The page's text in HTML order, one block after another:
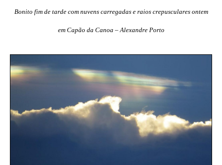
Bonito fim de tarde com nuvens carregadas e raios crepusculares ontem
em Capão da Canoa – Alexandre Porto